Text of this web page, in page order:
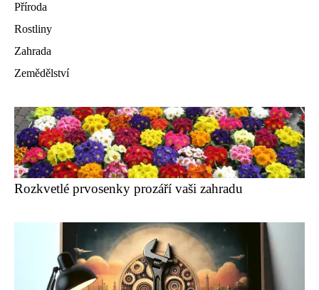
Příroda
Rostliny
Zahrada
Zemědělství
Rozkvetlé prvosenky prozáří vaši zahradu